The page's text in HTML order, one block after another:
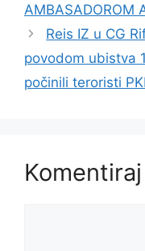
AMBASADOROM
Reis IZ u CG
povodom ubistva
počinili teroristi
Komentiraj